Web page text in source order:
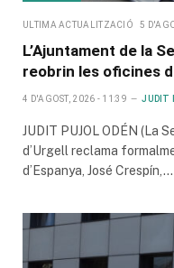
ULTIMA ACTUALITZACIÓ 5
L’Ajuntament de la
reobrin les oficines
4 D'AGOST, 2026 - 11:39 JUDIT
JUDIT PUJOL ODÉN (La
d’Urgell reclama
d’Espanya, José Crespín,…